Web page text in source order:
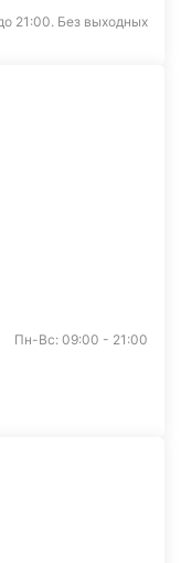
21:00. Без выходных
Пн-Вс: 09:00 - 21:00